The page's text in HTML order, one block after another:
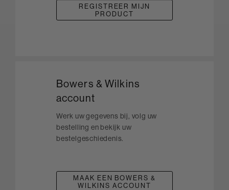
REGISTREER MIJN
PRODUCT
Bowers & Wilkins
account
Werk uw gegevens bij, volg uw
bestelling en bekijk uw
bestelgeschiedenis.
MAAK EEN BOWERS &
WILKINS ACCOUNT